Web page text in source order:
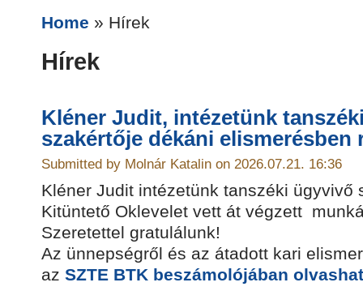
Home » Hírek
Hírek
Kléner Judit, intézetünk
szakértője dékáni elismerésben
Submitted by Molnár Katalin on 2026.07.21. 16:36
Kléner Judit intézetünk tanszéki ügyvivő
Kitüntető Oklevelet vett át végzett
Szeretettel gratulálunk!
Az ünnepségről és az átadott kari
az SZTE BTK beszámolójában